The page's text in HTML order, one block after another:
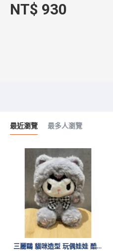
NT$ 930
最近瀏覽 最多人瀏覽
三麗鷗 貓咪造型 玩偶娃娃 酷洛米款 (客訂)